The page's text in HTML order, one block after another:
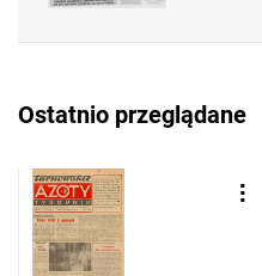
Azotowych w
Tarnowskie Azoty :
Tarnowskie Azoty :
Tarnowskie Azoty :
Azotowych w
Tarnowskie Azoty :
Azotowych w
Ostatnio przeglądane